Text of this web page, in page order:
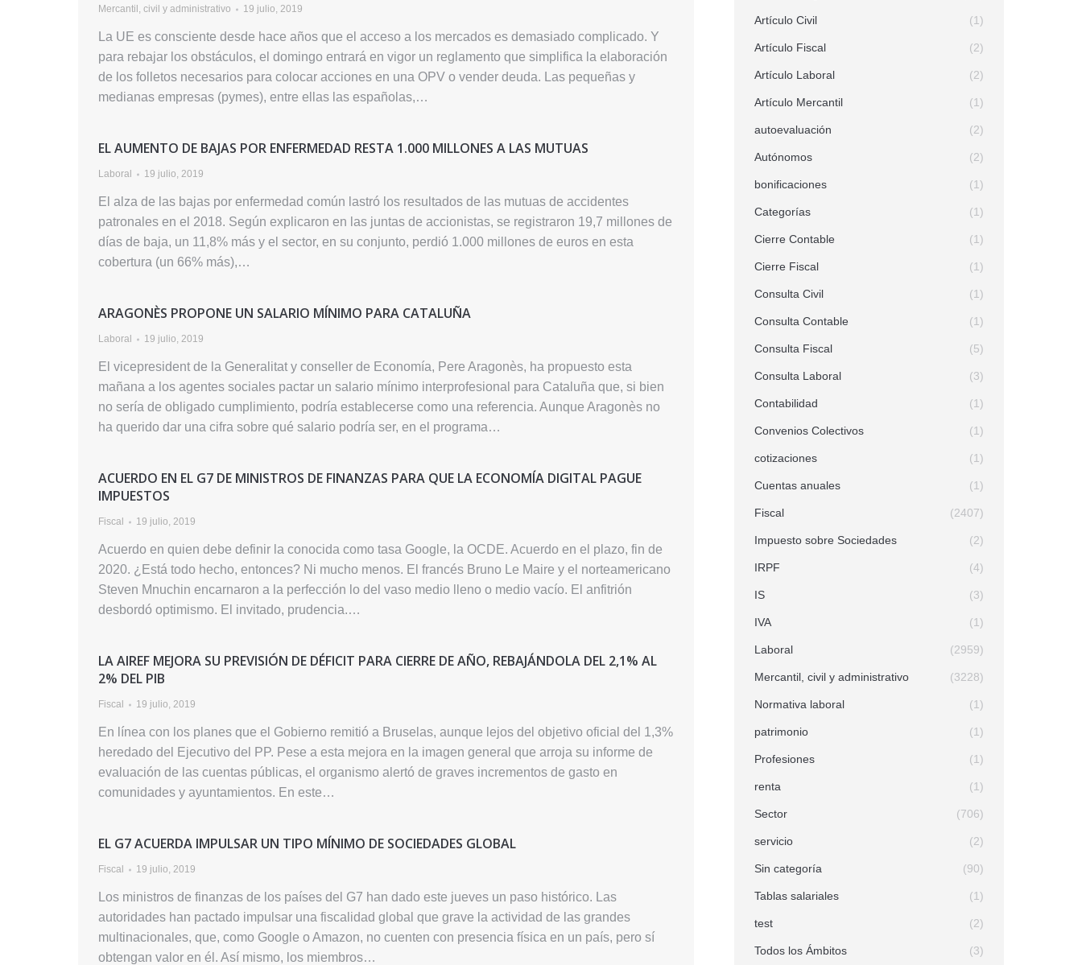
Mercantil, civil y administrativo 19 julio, 2019
La UE es consciente desde hace años que el acceso a los mercados es demasiado complicado. Y
para rebajar los obstáculos, el domingo entrará en vigor un reglamento que simplifica la elaboración
de los folletos necesarios para colocar acciones en una OPV o vender deuda. Las pequeñas y
medianas empresas (pymes), entre ellas las españolas,…
EL AUMENTO DE BAJAS POR ENFERMEDAD RESTA 1.000 MILLONES A LAS MUTUAS
Laboral 19 julio, 2019
El alza de las bajas por enfermedad común lastró los resultados de las mutuas de accidentes
patronales en el 2018. Según explicaron en las juntas de accionistas, se registraron 19,7 millones de
días de baja, un 11,8% más y el sector, en su conjunto, perdió 1.000 millones de euros en esta
cobertura (un 66% más),…
ARAGONÈS PROPONE UN SALARIO MÍNIMO PARA CATALUÑA
Laboral 19 julio, 2019
El vicepresident de la Generalitat y conseller de Economía, Pere Aragonès, ha propuesto esta
mañana a los agentes sociales pactar un salario mínimo interprofesional para Cataluña que, si bien
no sería de obligado cumplimiento, podría establecerse como una referencia. Aunque Aragonès no
ha querido dar una cifra sobre qué salario podría ser, en el programa…
ACUERDO EN EL G7 DE MINISTROS DE FINANZAS PARA QUE LA ECONOMÍA DIGITAL PAGUE
IMPUESTOS
Fiscal 19 julio, 2019
Acuerdo en quien debe definir la conocida como tasa Google, la OCDE. Acuerdo en el plazo, fin de
2020. ¿Está todo hecho, entonces? Ni mucho menos. El francés Bruno Le Maire y el norteamericano
Steven Mnuchin encarnaron a la perfección lo del vaso medio lleno o medio vacío. El anfitrión
desbordó optimismo. El invitado, prudencia.…
LA AIREF MEJORA SU PREVISIÓN DE DÉFICIT PARA CIERRE DE AÑO, REBAJÁNDOLA DEL 2,1% AL
2% DEL PIB
Fiscal 19 julio, 2019
En línea con los planes que el Gobierno remitió a Bruselas, aunque lejos del objetivo oficial del 1,3%
heredado del Ejecutivo del PP. Pese a esta mejora en la imagen general que arroja su informe de
evaluación de las cuentas públicas, el organismo alertó de graves incrementos de gasto en
comunidades y ayuntamientos. En este…
EL G7 ACUERDA IMPULSAR UN TIPO MÍNIMO DE SOCIEDADES GLOBAL
Fiscal 19 julio, 2019
Los ministros de finanzas de los países del G7 han dado este jueves un paso histórico. Las
autoridades han pactado impulsar una fiscalidad global que grave la actividad de las grandes
multinacionales, que, como Google o Amazon, no cuenten con presencia física en un país, pero sí
obtengan valor en él. Así mismo, los miembros…
Artículo Civil (1)
Artículo Fiscal (2)
Artículo Laboral (2)
Artículo Mercantil (1)
autoevaluación (2)
Autónomos (2)
bonificaciones (1)
Categorías (1)
Cierre Contable (1)
Cierre Fiscal (1)
Consulta Civil (1)
Consulta Contable (1)
Consulta Fiscal (5)
Consulta Laboral (3)
Contabilidad (1)
Convenios Colectivos (1)
cotizaciones (1)
Cuentas anuales (1)
Fiscal (2407)
Impuesto sobre Sociedades (2)
IRPF (4)
IS (3)
IVA (1)
Laboral (2959)
Mercantil, civil y administrativo (3228)
Normativa laboral (1)
patrimonio (1)
Profesiones (1)
renta (1)
Sector (706)
servicio (2)
Sin categoría (90)
Tablas salariales (1)
test (2)
Todos los Ámbitos (3)